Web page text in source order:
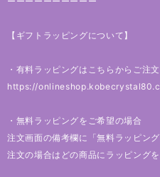
【ギフトラッピングについて】
・有料ラッピングはこちらからご注文
https://
・無料ラッピングをご希望の場合
注文画面の備考欄に「無料ラッピン
注文の場合はどの商品にラッピング